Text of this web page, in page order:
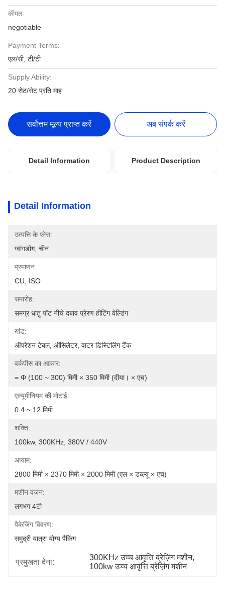
कीमत:
negotiable
Payment Terms:
एल/सी, टी/टी
Supply Ability:
20 सेट/सेट प्रति माह
सर्वोत्तम मूल्य प्राप्त करें अब संपर्क करें
Detail Information Product Description
Detail Information
उत्पत्ति के प्लेस:
ग्वांगडोंग, चीन
प्रमाणन:
CU, ISO
समारोह:
समग्र धातु पॉट नीचे दबाव प्रेरण हीटिंग वेल्डिंग
खंड:
ऑपरेशन टेबल, ऑसिलेटर, वाटर डिस्टिलिंग टैंक
वर्कपीस का आकार:
= Φ (100 ~ 300) मिमी × 350 मिमी (दीया। × एच)
एल्यूमीनियम की मोटाई:
0.4 ~ 12 मिमी
शक्ति:
100kw, 300KHz, 380V / 440V
आयाम:
2800 मिमी × 2370 मिमी × 2000 मिमी (एल × डब्ल्यू × एच)
मशीन वजन:
लगभग 4टी
पैकेजिंग विवरण:
समुद्री यात्रा योग्य पैकिंग
प्रमुखता देना:
300KHz उच्च आवृत्ति ब्रेज़िंग मशीन,
100kw उच्च आवृत्ति ब्रेज़िंग मशीन